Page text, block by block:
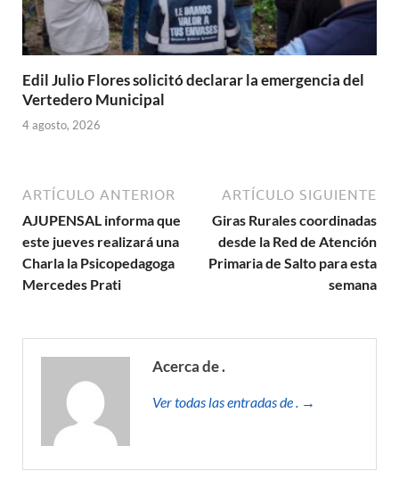
Edil Julio Flores solicitó declarar la emergencia del
Vertedero Municipal
4 agosto, 2026
ARTÍCULO ANTERIOR
AJUPENSAL informa que
este jueves realizará una
Charla la Psicopedagoga
Mercedes Prati
ARTÍCULO SIGUIENTE
Giras Rurales coordinadas
desde la Red de Atención
Primaria de Salto para esta
semana
Acerca de .
Ver todas las entradas de . →